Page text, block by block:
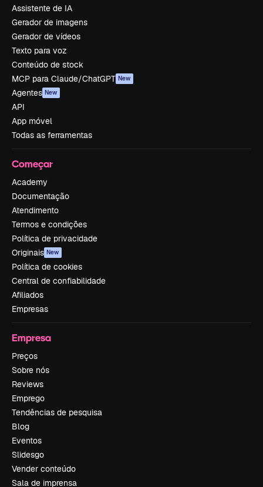
Assistente de IA
Gerador de imagens
Gerador de vídeos
Texto para voz
Conteúdo de stock
MCP para Claude/ChatGPT New
Agentes New
API
App móvel
Todas as ferramentas
Começar
Academy
Documentação
Atendimento
Termos e condições
Política de privacidade
Originais New
Política de cookies
Central de confiabilidade
Afiliados
Empresas
Empresa
Preços
Sobre nós
Reviews
Emprego
Tendências de pesquisa
Blog
Eventos
Slidesgo
Vender conteúdo
Sala de imprensa